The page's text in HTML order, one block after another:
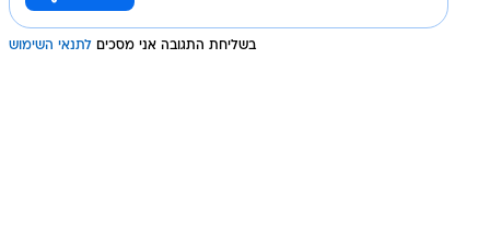
בשליחת התגובה אני מסכים לתנאי השימוש